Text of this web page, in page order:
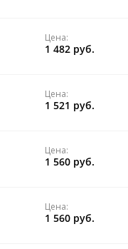
Цена:
1 482 руб.
Цена:
1 521 руб.
Цена:
1 560 руб.
Цена:
1 560 руб.